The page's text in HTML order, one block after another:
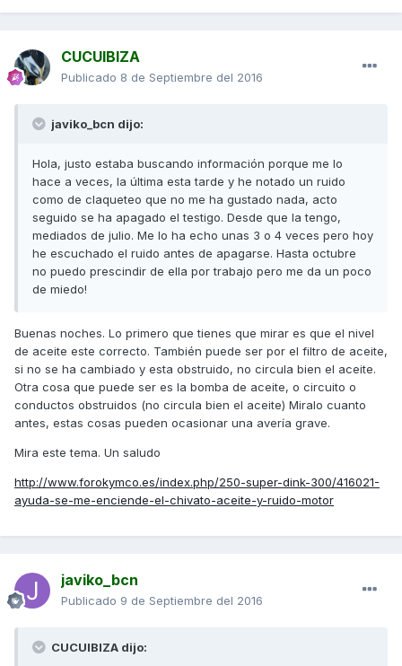
CUCUIBIZA
Publicado 8 de Septiembre del 2016
javiko_bcn dijo:
Hola, justo estaba buscando información porque me lo
hace a veces, la última esta tarde y he notado un ruido
como de claqueteo que no me ha gustado nada, acto
seguido se ha apagado el testigo. Desde que la tengo,
mediados de julio. Me lo ha echo unas 3 o 4 veces pero hoy
he escuchado el ruido antes de apagarse. Hasta octubre
no puedo prescindir de ella por trabajo pero me da un poco
de miedo!
Buenas noches. Lo primero que tienes que mirar es que el nivel
de aceite este correcto. También puede ser por el filtro de aceite,
si no se ha cambiado y esta obstruido, no circula bien el aceite.
Otra cosa que puede ser es la bomba de aceite, o circuito o
conductos obstruidos (no circula bien el aceite) Miralo cuanto
antes, estas cosas pueden ocasionar una avería grave.
Mira este tema. Un saludo
http://www.forokymco.es/index.php/250-super-dink-300/416021-
ayuda-se-me-enciende-el-chivato-aceite-y-ruido-motor
javiko_bcn
Publicado 9 de Septiembre del 2016
CUCUIBIZA dijo: